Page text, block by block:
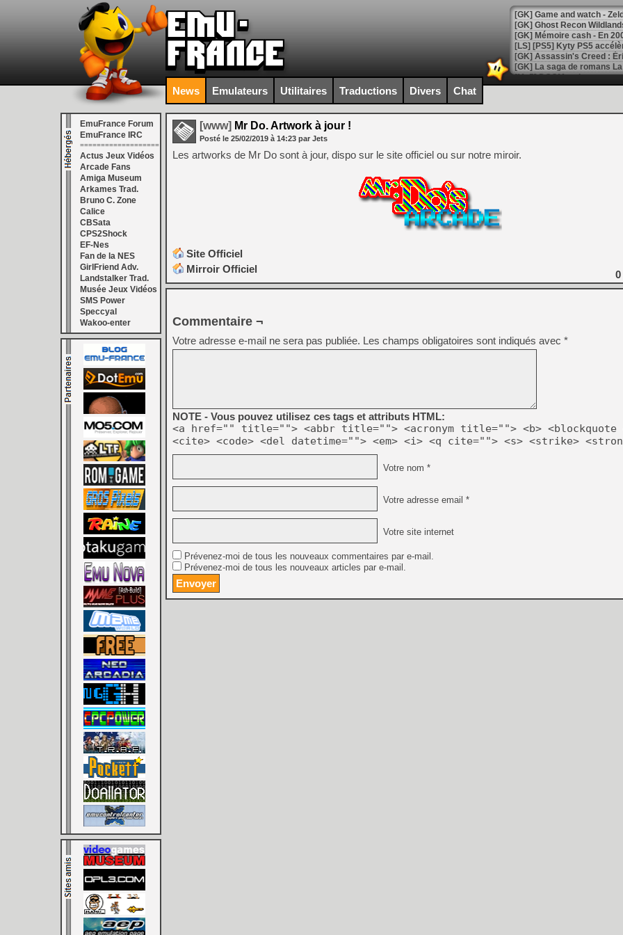
[Mo5] DOOM arrive en
[GK] Bethesda fête les 30
[GK] Roblox : l'action en
[GK] Agenda - GeForce
[GK] Devolver Digital en a
[LS] [PS5] ps5-y2jb-
[GK] Pourquoi Marvel
[GK] Test : Restory : Chill
[GK] GTA 6 : Rockstar
[GK] Hot Wheels Infinite
[GK] Mémoire cash -
[GK] Résultats Nintendo :
[GK] Déjà des
[Mo5] Brickboy cherche à
[GK] Minecraft et ses «
[GK] Beast of
[GK] Ubisoft : fin de partie
[GK] Mémoire cash -
[GK] Dan Houser (GTA)
[GK] Comment EA Sports
[GK] Crimson Moon : un
[GK] Isle of Reveries : le
[GK] Moonlighter 2 : The
[GK] Capcom relance
[Mo5] Deux inédits du
[GK] Le beat'em up The
[GK] Endless Legend 2 :
[LS] [PS5] Premiers
News Emulateurs Utilitaires Traductions Divers Chat
EmuFrance Forum
EmuFrance IRC
===================
Actus Jeux Vidéos
Arcade Fans
Amiga Museum
Arkames Trad.
Bruno C. Zone
Calice
CBSata
CPS2Shock
EF-Nes
Fan de la NES
GirlFriend Adv.
Landstalker Trad.
Musée Jeux Vidéos
SMS Power
Speccyal
Wakoo-enter
[www] Mr Do. Artwork à jour !
Posté le 25/02/2019 à 14:23 par Jets
Les artworks de Mr Do sont à jour, dispo sur le site officiel ou sur notre miroir.
Site Officiel
Mirroir Officiel
0
Commentaire ¬
Votre adresse e-mail ne sera pas publiée. Les champs obligatoires sont indiqués avec *
NOTE - Vous pouvez utilisez ces tags et attributs HTML:
<a href="" title=""> <abbr title=""> <acronym title=""> <b> <blockquote
<cite> <code> <del datetime=""> <em> <i> <q cite=""> <s> <strike>
Votre nom *
Votre adresse email *
Votre site internet
Prévenez-moi de tous les nouveaux commentaires par e-mail.
Prévenez-moi de tous les nouveaux articles par e-mail.